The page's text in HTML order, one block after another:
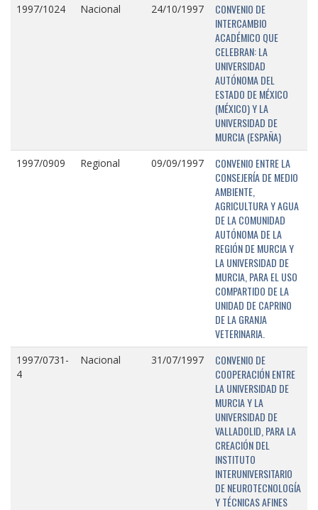
1997/1024 Nacional 24/10/1997
CONVENIO DE
INTERCAMBIO
ACADÉMICO QUE
CELEBRAN: LA
UNIVERSIDAD
AUTÓNOMA DEL
ESTADO DE MÉXICO
(MÉXICO) Y LA
UNIVERSIDAD DE
MURCIA (ESPAÑA)
1997/0909 Regional 09/09/1997
CONVENIO ENTRE LA
CONSEJERÍA DE MEDIO
AMBIENTE,
AGRICULTURA Y AGUA
DE LA COMUNIDAD
AUTÓNOMA DE LA
REGIÓN DE MURCIA Y
LA UNIVERSIDAD DE
MURCIA, PARA EL USO
COMPARTIDO DE LA
UNIDAD DE CAPRINO
DE LA GRANJA
VETERINARIA.
1997/0731-
4
Nacional 31/07/1997
CONVENIO DE
COOPERACIÓN ENTRE
LA UNIVERSIDAD DE
MURCIA Y LA
UNIVERSIDAD DE
VALLADOLID, PARA LA
CREACIÓN DEL
INSTITUTO
INTERUNIVERSITARIO
DE NEUROTECNOLOGÍA
Y TÉCNICAS AFINES